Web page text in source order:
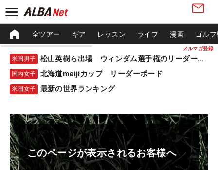
メルマガ登録
全ツアー ギア レッスン ライフ 漫画 ゴル
米国男子 松山英樹ら出場 ウィンダム選手権のリーダーボード
国内女子 北海道meijiカップ リーダーボード
米国女子 最新の世界ランキング
このページが表示されるお客様へ